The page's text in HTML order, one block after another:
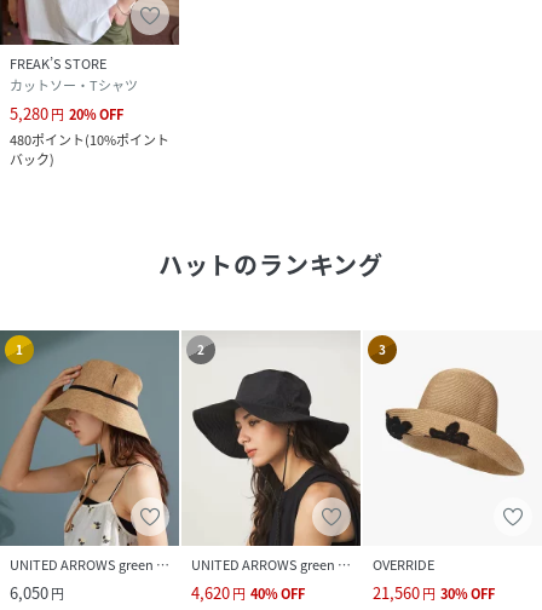
FREAK’S STORE
カットソー・Tシャツ
5,280円 20%OFF
480ポイント(10%ポイント
バック)
ハットのランキング
1
UNITED ARROWS green label relaxing
6,050円
2
UNITED ARROWS green label relaxing
4,620円 40%OFF
3
OVERRIDE
21,560円 30%OFF